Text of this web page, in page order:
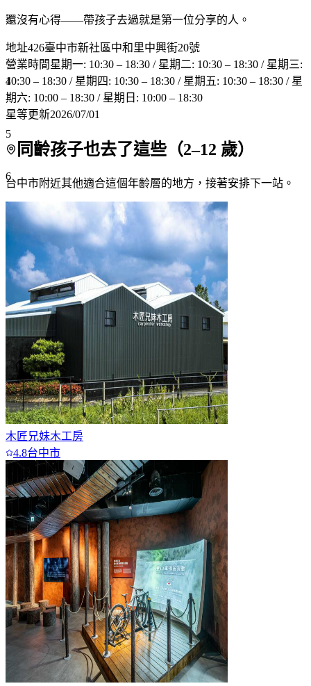
3
4
5
6
還沒有心得——帶孩子去過就是第一位分享的人。
地址426臺中市新社區中和里中興街20號
營業時間星期一: 10:30 – 18:30 / 星期二: 10:30 – 18:30 / 星期三:
10:30 – 18:30 / 星期四: 10:30 – 18:30 / 星期五: 10:30 – 18:30 / 星
期六: 10:00 – 18:30 / 星期日: 10:00 – 18:30
星等更新2026/07/01
同齡孩子也去了這些（2–12 歲）
台中市附近其他適合這個年齡層的地方，接著安排下一站。
木匠兄妹木工房
4.8台中市